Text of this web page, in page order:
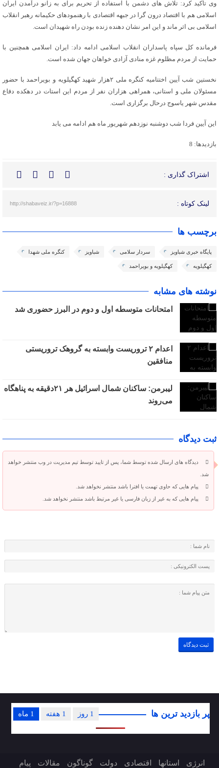
وی تاکید کرد: تلاش های دشمن با استفاده از تحریم برای به زانو درآمدن ایران
اسلامی هم با اقتصاد درون گرا در جبهه اقتصادی با رهنمودهای حکیمانه رهبر انقلاب
اسلامی بی اثر ماند و این امر نشان دهنده زنده بودن راه شهیدان است.
فرمانده کل سپاه پاسداران انقلاب اسلامی ادامه داد: ایران اسلامی همچنین با
حمایت از مردم مظلوم غزه منادی آزادی خواهان جهان شده است.
نخستین شب آیین اختتامیه کنگره ملی ۲هزار شهید کهگیلویه و بویراحمد با حضور
مسئولان ملی و استانی، همراهی هزاران نفر از مردم این استات در دهکده دفاع
مقدس شهر یاسوج درحال برگزاری است.
این آیین فردا شب دوشنبه نوزدهم شهریور ماه هم ادامه می یابد
بازدیدها: 8
اشتراک گذاری :
لینک کوتاه : http://shabaveiz.ir/?p=16888
برچسب ها
پایگاه خبری شباویز سردار سلامی شباویز کنگره ملی شهدا
کهگیلویه کهگیلویه و بویراحمد
نوشته های مشابه
امتحانات متوسطه اول و دوم در البرز حضوری شد
اعدام ۲ تروریست وابسته به گروهک تروریستی
منافقین
لیبرمن: ساکنان شمال اسرائیل هر ۲۱دقیقه به پناهگاه
می‌روند
ثبت دیدگاه
دیدگاه های ارسال شده توسط شما، پس از تایید توسط تیم مدیریت در وب منتشر خواهد
شد.
پیام هایی که حاوی تهمت یا افترا باشد منتشر نخواهد شد.
پیام هایی که به غیر از زبان فارسی یا غیر مرتبط باشد منتشر نخواهد شد.
پر بازدید ترین ها 1 ماه 1 هفته 1 روز
انرژی استانها اقتصادی دولت گوناگون مقالات پیام